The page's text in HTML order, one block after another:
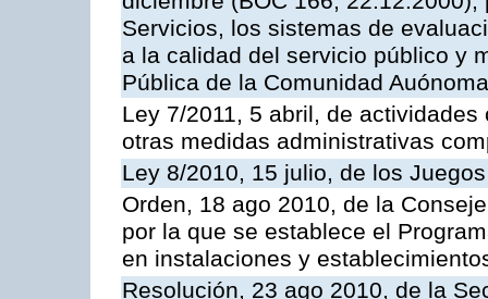
Servicios, los sistemas de
a la calidad del servicio público y
Pública de la Comunidad
Ley 7/2011, 5 abril, de
otras medidas administrativas
Ley 8/2010, 15 julio, de los
Orden, 18 ago 2010, de la
por la que se establece el
en instalaciones y
Resolución, 23 ago 2010, de la